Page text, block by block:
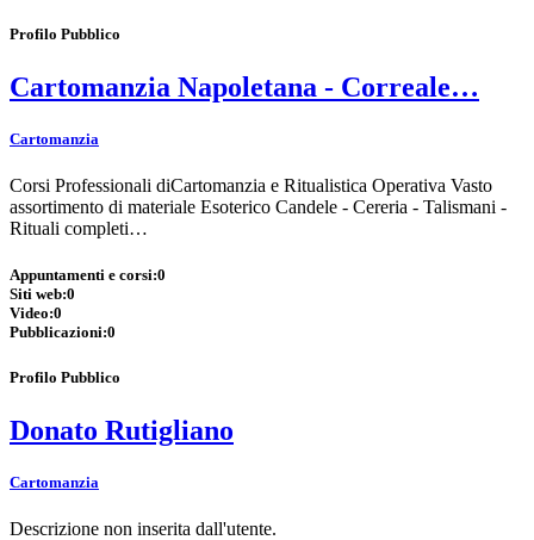
Profilo Pubblico
Cartomanzia Napoletana - Correale…
Cartomanzia
Corsi Professionali diCartomanzia e Ritualistica Operativa Vasto
assortimento di materiale Esoterico Candele - Cereria - Talismani -
Rituali completi…
Appuntamenti e corsi:0
Siti web:0
Video:0
Pubblicazioni:0
Profilo Pubblico
Donato Rutigliano
Cartomanzia
Descrizione non inserita dall'utente.